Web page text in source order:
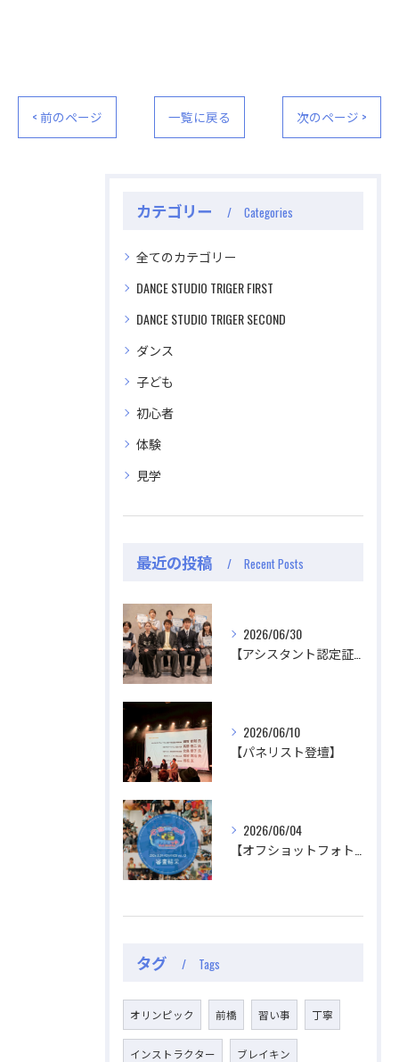
< 前のページ 一覧に戻る 次のページ >
カテゴリー Categories
全てのカテゴリー
DANCE STUDIO TRIGER FIRST
DANCE STUDIO TRIGER SECOND
ダンス
子ども
初心者
体験
見学
最近の投稿 Recent Posts
2026/06/30
2026/06/10
【パネリスト登壇】
2026/06/04
タグ Tags
オリンピック 前橋 習い事 丁寧
インストラクター ブレイキン
公式ラジオ番組「ダンスのとなり」スタート！ スタ
ジオのこと、先生たちのことなどゆるく配信中
視聴する
公式ラジオ番組「ダンスのとなり」スタート！ スタ
ジオのこと、先生たちのことなどゆるく配信中
視聴する